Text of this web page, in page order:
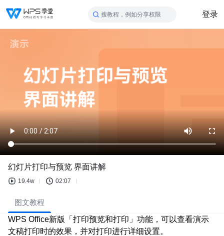
搜教程，例如分享权限 登录
幻灯片打印与预览 界面讲解
19.4w 02:07
图文教程
WPS Office新版「打印预览和打印」功能，可以查看演示
文稿打印时的效果，并对打印进行详细设置。